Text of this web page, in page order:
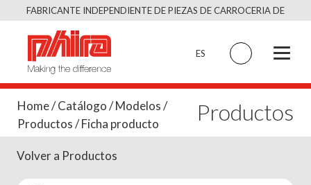
Saltar
FABRICANTE INDEPENDIENTE DE PIEZAS DE CARROCERIA DE
CALIDAD EQUIVALENTE AL ORIGINAL
ES
Home/Catálogo/Modelos/
Productos/ Ficha producto Productos
Volver a Productos